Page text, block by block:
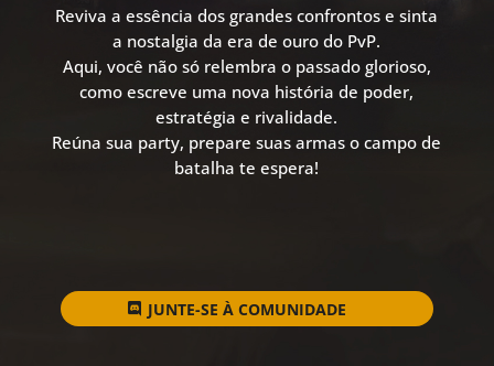
Reviva a essência dos grandes confrontos e sinta
a nostalgia da era de ouro do PvP.
Aqui, você não só relembra o passado glorioso,
como escreve uma nova história de poder,
estratégia e rivalidade.
Reúna sua party, prepare suas armas o campo de
batalha te espera!
JUNTE-SE À COMUNIDADE